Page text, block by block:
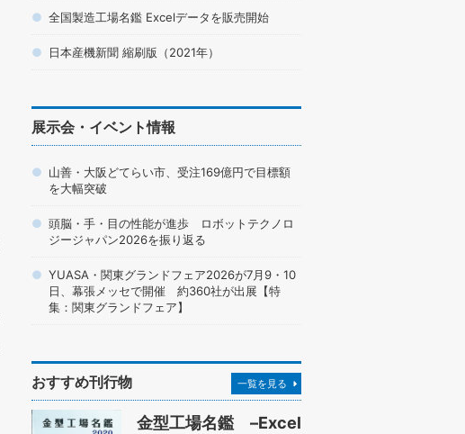
全国製造工場名鑑 Excelデータを販売開始
日本産機新聞 縮刷版（2021年）
展示会・イベント情報
山善・大阪どてらい市、受注169億円で目標額
を大幅突破
頭脳・手・目の性能が進歩 ロボットテクノロ
ジージャパン2026を振り返る
YUASA・関東グランドフェア2026が7月9・10
日、幕張メッセで開催 約360社が出展【特
集：関東グランドフェア】
おすすめ刊行物 一覧を見る
金型工場名鑑 –Excel